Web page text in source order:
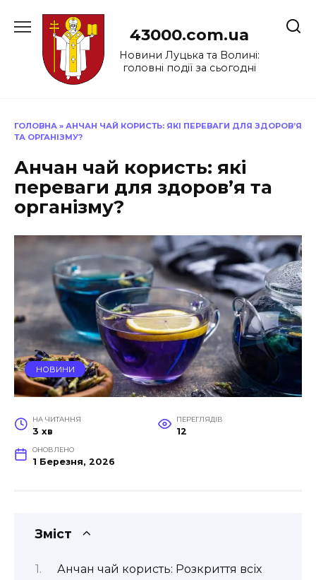
до
43000.com.ua
Новини Луцька та Волині:
головні події за сьогодні
ГОЛОВНА » АНЧАН ЧАЙ КОРИСТЬ: ЯКІ ПЕРЕВАГИ ДЛЯ ЗДОРОВ’Я
ТА ОРГАНІЗМУ?
Анчан чай користь: які
переваги для здоров’я та
організму?
НОВИНИ
НА ЧИТАННЯ
3 хв
ПЕРЕГЛЯДІВ
12
ОНОВЛЕНО
1 Березня, 2026
Зміст
Анчан чай користь: Розкриття всіх